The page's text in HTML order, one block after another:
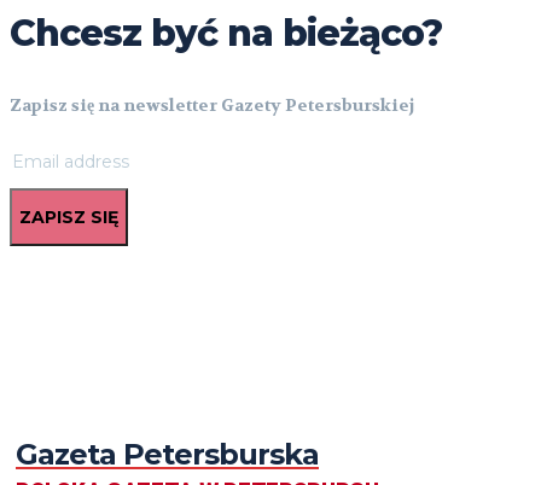
Chcesz być na bieżąco?
Zapisz się na newsletter Gazety Petersburskiej
ZAPISZ SIĘ
Gazeta Petersburska